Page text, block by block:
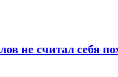
не считал себя